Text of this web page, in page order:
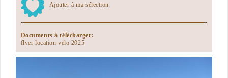
Ajouter à ma sélection
Documents à télécharger:
flyer location velo 2025